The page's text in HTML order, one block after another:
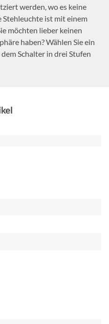
werden, wo es keine
Stehleuchte ist mit einem
möchten lieber keinen
haben? Wählen Sie ein
Schalter in drei Stufen